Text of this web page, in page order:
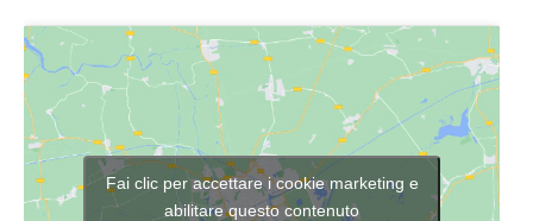
Fai clic per accettare i cookie marketing e
abilitare questo contenuto